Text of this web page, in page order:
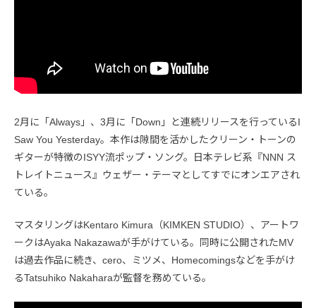
2月に「Always」、3月に「Down」と連続リリースを行っているI
Saw You Yesterday。本作は隙間を活かしたクリーン・トーンの
ギターが特徴のISYY流ポップ・ソング。日本テレビ系『NNN ス
トレイトニュース』ウェザー・テーマとしてすでにオンエアされ
ている。
マスタリングはKentaro Kimura（KIMKEN STUDIO）、アートワ
ークはAyaka Nakazawaが手がけている。同時に公開されたMV
は過去作品に続き、cero、ミツメ、Homecomingsなどを手がけ
るTatsuhiko Nakaharaが監督を務めている。